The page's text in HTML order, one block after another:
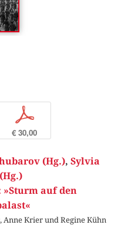
p
€ 30,00
(Hg.), Sylvia
auf den
Krier und Regine Kühn